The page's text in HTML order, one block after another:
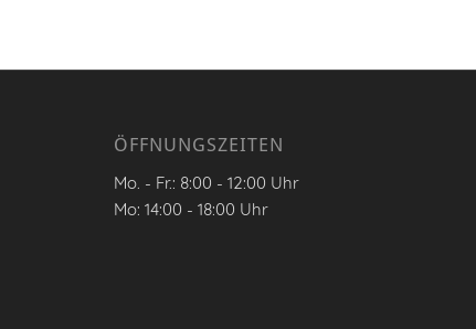
ÖFFNUNGSZEITEN
Mo. - Fr.: 8:00 - 12:00 Uhr
Mo: 14:00 - 18:00 Uhr